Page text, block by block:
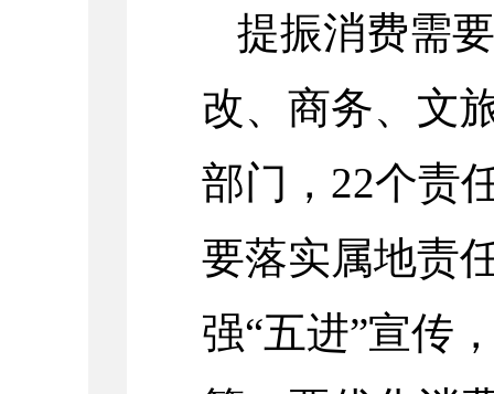
提振消费需
改、商务、文
部门，22个责
要落实属地责
强“五进”宣传